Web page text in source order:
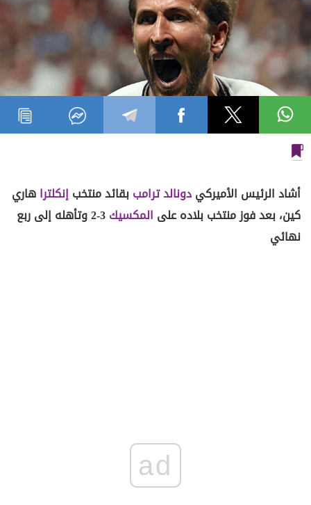
أشاد الرئيس الأميركيدونالد ترامببقائد منتخبإنكلتراهاري
كين، بعد فوز منتخب بلاده على المكسيك
3-2 وتأهله إلى ربع
نهائي
ad